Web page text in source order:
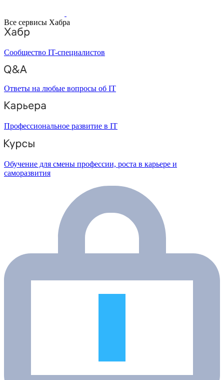
Все сервисы Хабра
Сообщество IT-специалистов
Ответы на любые вопросы об IT
Профессиональное развитие в IT
Обучение для смены профессии, роста в карьере и
саморазвития